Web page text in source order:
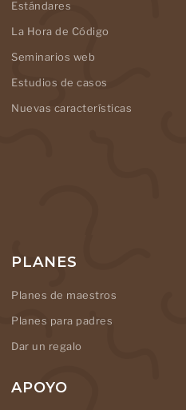
Estándares
La Hora de Código
Seminarios web
Estudios de casos
Nuevas características
PLANES
Planes de maestros
Planes para padres
Dar un regalo
APOYO